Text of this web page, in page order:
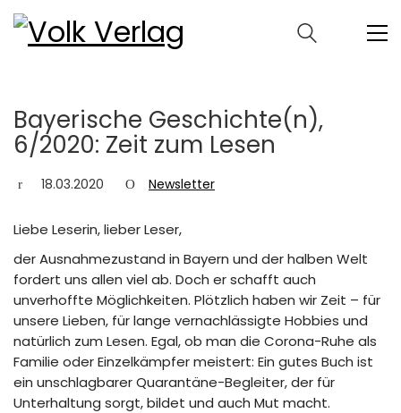
Bayerische Geschichte(n),
6/2020: Zeit zum Lesen
18.03.2020 Newsletter
Liebe Leserin, lieber Leser,
der Ausnahmezustand in Bayern und der halben Welt
fordert uns allen viel ab. Doch er schafft auch
unverhoffte Möglichkeiten. Plötzlich haben wir Zeit – für
unsere Lieben, für lange vernachlässigte Hobbies und
natürlich zum Lesen. Egal, ob man die Corona-Ruhe als
Familie oder Einzelkämpfer meistert: Ein gutes Buch ist
ein unschlagbarer Quarantäne-Begleiter, der für
Unterhaltung sorgt, bildet und auch Mut macht.